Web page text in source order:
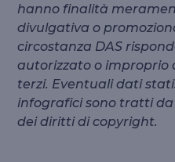
hanno finalità
divulgativa o
circostanza DAS
autorizzato o improprio
terzi. Eventuali dati
infografici sono tratti
dei diritti di copyright.